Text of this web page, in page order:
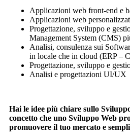
Applicazioni web front-end e
Applicazioni web
Progettazione, sviluppo e
Management System (CMS)
Analisi, consulenza sui
in locale che in cloud (ERP –
Progettazione, sviluppo e
Analisi e progettazioni UI/UX
Hai le idee più chiare sullo
concetto che uno Sviluppo Web
promuovere il tuo mercato e